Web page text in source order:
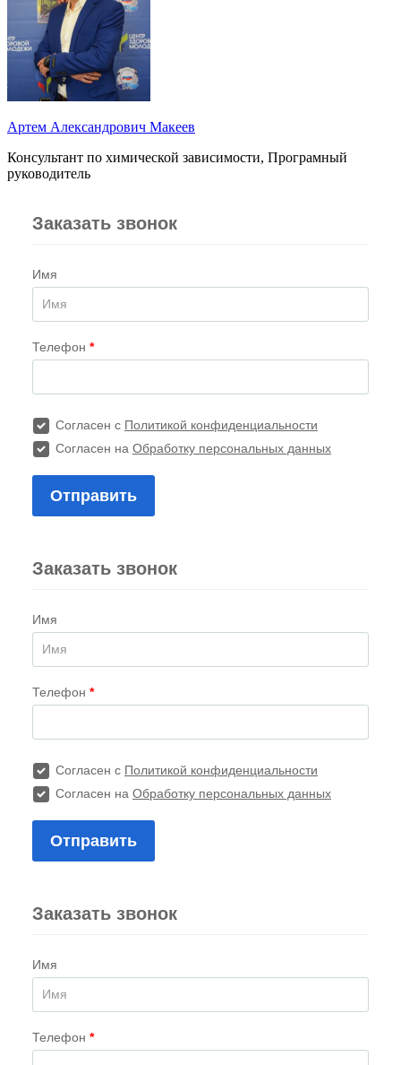
Артем Александрович Макеев
Консультант по химической зависимости, Програмный
руководитель